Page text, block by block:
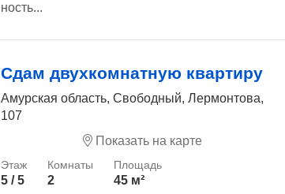
ность...
Сдам двухкомнатную квартиру
Амурская область, Свободный, Лермонтова,
107
Показать на карте
5 / 5 2 45 м²